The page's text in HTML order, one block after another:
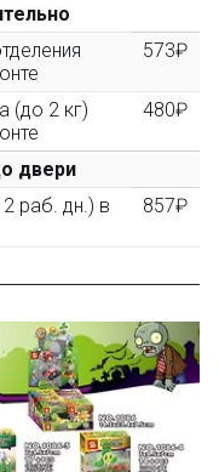
скидку на все
купленного
скидку
(не дороже 10
о товаре на
скидку 50₽ за
с фото.
573₽
(до 2 кг)
480₽
двери
раб. дн.) в
857₽